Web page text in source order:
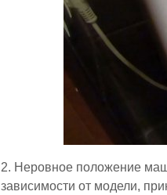
2. Неровное положение
зависимости от модели,